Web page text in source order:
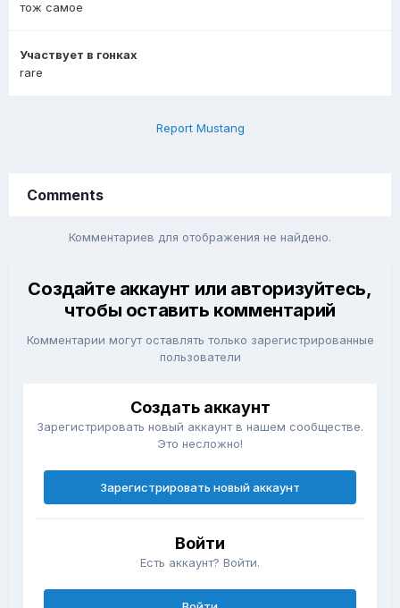
тож самое
Участвует в гонках
rare
Report Mustang
Comments
Комментариев для отображения не найдено.
Создайте аккаунт или авторизуйтесь,
чтобы оставить комментарий
Комментарии могут оставлять только зарегистрированные
пользователи
Создать аккаунт
Зарегистрировать новый аккаунт в нашем сообществе.
Это несложно!
Зарегистрировать новый аккаунт
Войти
Есть аккаунт? Войти.